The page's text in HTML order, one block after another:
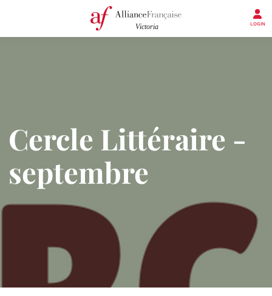
LOGIN
Cercle Littéraire -
septembre